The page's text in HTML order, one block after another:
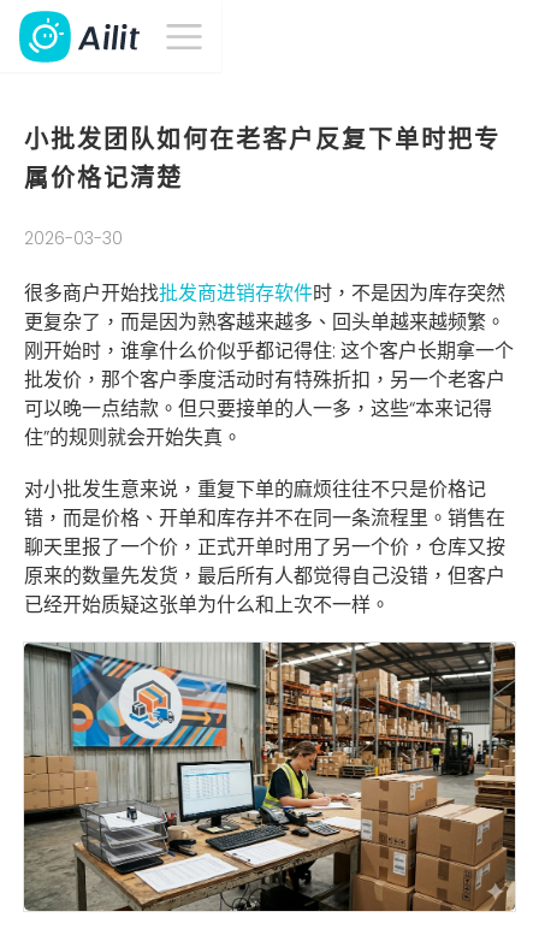
小批发团队如何在老客户反复下单时把专
属价格记清楚
2026-03-30
很多商户开始找批发商进销存软件时，不是因为库存突然
更复杂了，而是因为熟客越来越多、回头单越来越频繁。
刚开始时，谁拿什么价似乎都记得住: 这个客户长期拿一个
批发价，那个客户季度活动时有特殊折扣，另一个老客户
可以晚一点结款。但只要接单的人一多，这些“本来记得
住”的规则就会开始失真。
对小批发生意来说，重复下单的麻烦往往不只是价格记
错，而是价格、开单和库存并不在同一条流程里。销售在
聊天里报了一个价，正式开单时用了另一个价，仓库又按
原来的数量先发货，最后所有人都觉得自己没错，但客户
已经开始质疑这张单为什么和上次不一样。